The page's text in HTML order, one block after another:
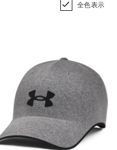
全色表示